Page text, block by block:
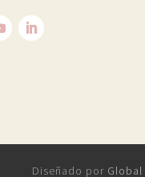
Diseñado por Global